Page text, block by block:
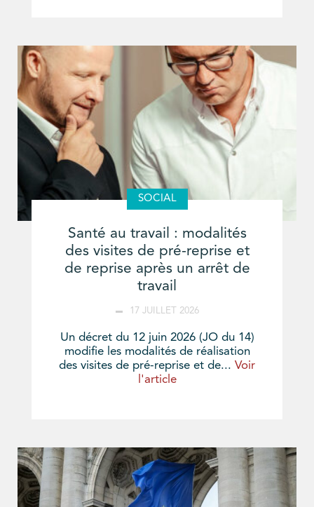
SOCIAL
Santé au travail : modalités
des visites de pré-reprise et
de reprise après un arrêt de
travail
17 JUILLET 2026
Un décret du 12 juin 2026 (JO du 14)
modifie les modalités de réalisation
des visites de pré-reprise et de... Voir
l'article